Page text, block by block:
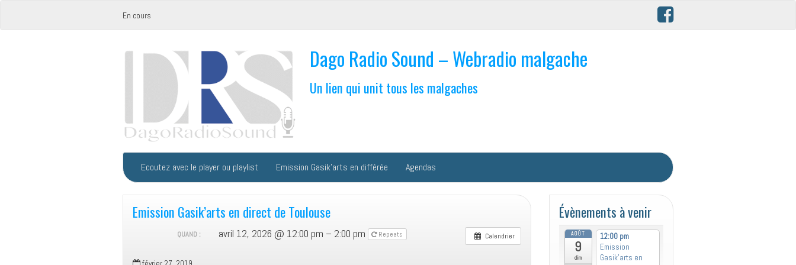
En cours
Dago Radio Sound – Webradio malgache
Un lien qui unit tous les malgaches
Ecoutez avec le player ou playlist Emission Gasik’arts en différée Agendas
Emission Gasik’arts en direct de Toulouse
Calendrier
QUAND : avril 12, 2026 @ 12:00 pm – 2:00 pm Repeats
Évènements à venir
AOÛT
9
dim
12:00 pm
Emission
Gasik’arts en